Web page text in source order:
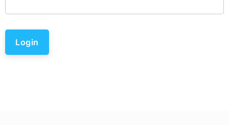
Login